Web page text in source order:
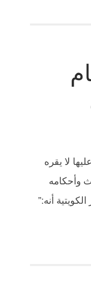
لا يقره
وأحكامه
أنه:”